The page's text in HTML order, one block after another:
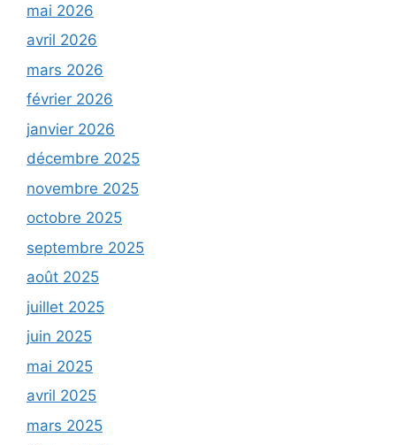
mai 2026
avril 2026
mars 2026
février 2026
janvier 2026
décembre 2025
novembre 2025
octobre 2025
septembre 2025
août 2025
juillet 2025
juin 2025
mai 2025
avril 2025
mars 2025